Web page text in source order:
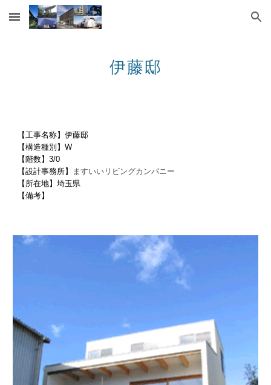
Skip to main content Skip to navigation
伊藤邸
【工事名称】伊藤邸
【構造種別】W
【階数】3/0
【設計事務所】
ますいいリビングカンパニー
【所在地】埼玉県
【備考】